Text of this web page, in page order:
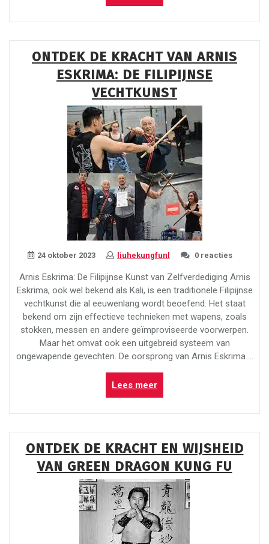
is
Wushu?
fascinerende
wereld
van
Chinese
vechtkunst”
ONTDEK DE KRACHT VAN ARNIS
ESKRIMA: DE FILIPIJNSE
VECHTKUNST
24 oktober 2023 liuhekungfunl 0 reacties
Arnis Eskrima: De Filipijnse Kunst van Zelfverdediging Arnis
Eskrima, ook wel bekend als Kali, is een traditionele Filipijnse
vechtkunst die al eeuwenlang wordt beoefend. Het staat
bekend om zijn effectieve technieken met wapens, zoals
stokken, messen en andere geïmproviseerde voorwerpen.
Maar het omvat ook een uitgebreid systeem van
ongewapende gevechten. De oorsprong van Arnis Eskrima …
Lees meer“Ontdek
de
Kracht
Eskrima:
De
Filipijnse
Vechtkunst”
ONTDEK DE KRACHT EN WIJSHEID
VAN GREEN DRAGON KUNG FU